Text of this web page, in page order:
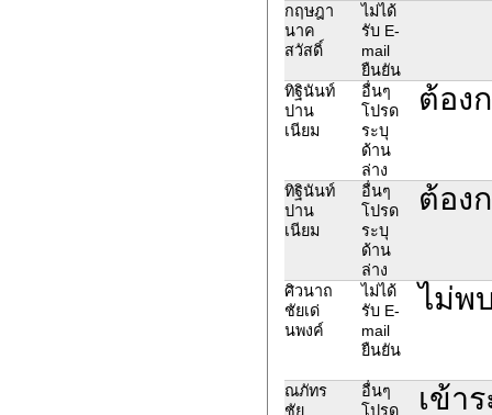
กฤษฎา
นาค
สวัสดิ์
ไม่ได้
รับ E-
mail
ยืนยัน
ทิฐินันท์
ปาน
เนียม
อื่นๆ
โปรด
ระบุ
ด้าน
ล่าง
ต้อง
ทิฐินันท์
ปาน
เนียม
อื่นๆ
โปรด
ระบุ
ด้าน
ล่าง
ต้อง
ศิวนาถ
ชัยเด่
นพงค์
ไม่ได้
รับ E-
mail
ยืนยัน
ไม่พ
ณภัทร
ชัย
อื่นๆ
โปรด
เข้า